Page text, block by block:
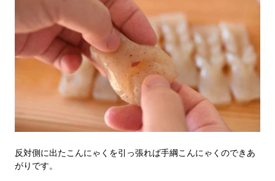
反対側に出たこんにゃくを引っ張れば手綱こんにゃくのできあ
がりです。